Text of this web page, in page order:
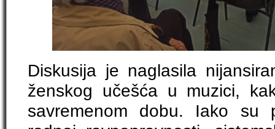
Diskusija je naglasila
ženskog učešća u muzici,
savremenom dobu. Iako su